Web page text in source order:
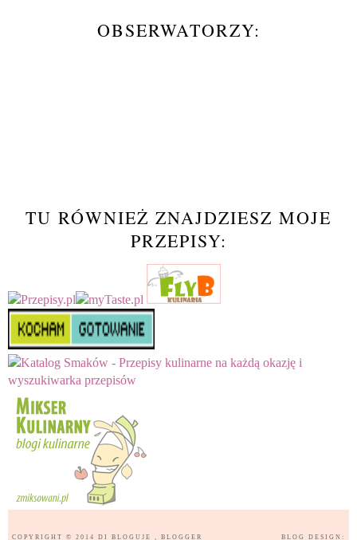
OBSERWATORZY:
TU RÓWNIEŻ ZNAJDZIESZ MOJE
PRZEPISY:
COPYRIGHT © 2014 DI BLOGUJE , BLOGGER BLOG DESIGN: